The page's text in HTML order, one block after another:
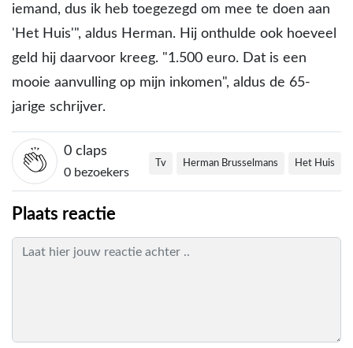
iemand, dus ik heb toegezegd om mee te doen aan
'Het Huis'", aldus Herman. Hij onthulde ook hoeveel
geld hij daarvoor kreeg. "1.500 euro. Dat is een
mooie aanvulling op mijn inkomen", aldus de 65-
jarige schrijver.
0 claps
0 bezoekers
Tv Herman Brusselmans Het Huis
Plaats reactie